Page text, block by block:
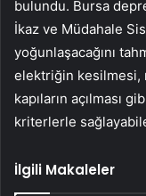
bulundu. Bursa
İkaz ve Müdahale
yoğunlaşacağını
elektriğin kesilmesi,
kapıların açılması
kriterlerle
İlgili Makaleler